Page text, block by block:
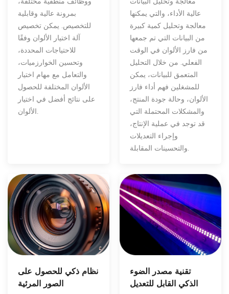
بمرونة عالية وقابلية
للتخصيص. يمكن تخصيص
آلة اختيار الألوان وفقًا
للاحتياجات المحددة،
وتحسين الخوارزميات،
والتعامل مع مهام اختيار
الألوان المختلفة للحصول
على نتائج أفضل في اختيار
الألوان.
عالية الأداء، والتي يمكنها
معالجة وتحليل كمية كبيرة
من البيانات التي تم جمعها
من فارز الألوان في الوقت
الفعلي. من خلال التحليل
المتعمق للبيانات، يمكن
للمشغلين فهم أداء فارز
الألوان، وحالة جودة المنتج،
والمشكلات المحتملة التي
قد توجد في عملية الإنتاج،
وإجراء التعديلات
والتحسينات المقابلة.
نظام ذكي للحصول على
الصور المرئية
تقنية مصدر الضوء
الذكي القابل للتعديل